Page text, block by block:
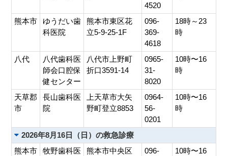
4520
熊本市
ゆうだい歯
科医院
熊本市東区花
立5-9-25-1F
096-
369-
4618
18時～23
時
八代
八代歯科医
師会口腔保
健センター
八代市上野町
折口3591-14
0965-
31-
8020
10時〜16
時
天草郡
市
長山歯科医
院
上天草市大矢
野町登立8853
0964-
56-
0201
10時〜16
時
2026年8月16日（日）の救急診療
熊本市
牧野歯科医
熊本市中央区
096-
10時〜16